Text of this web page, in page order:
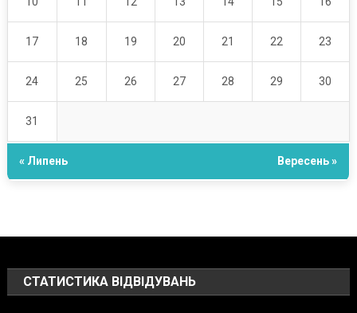
17 18 19 20 21 22 23
24 25 26 27 28 29 30
31
« Липень Вересень »
СТАТИСТИКА ВІДВІДУВАНЬ